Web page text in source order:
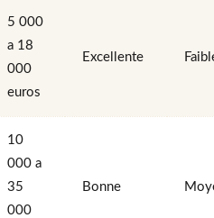
5 000
a 18
000
euros
Excellente
10
000 a
35
000
Bonne